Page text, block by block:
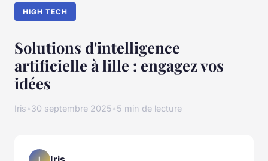
HIGH TECH
Solutions d'intelligence
artificielle à lille : engagez vos
idées
Iris•30 septembre 2025•5 min de lecture